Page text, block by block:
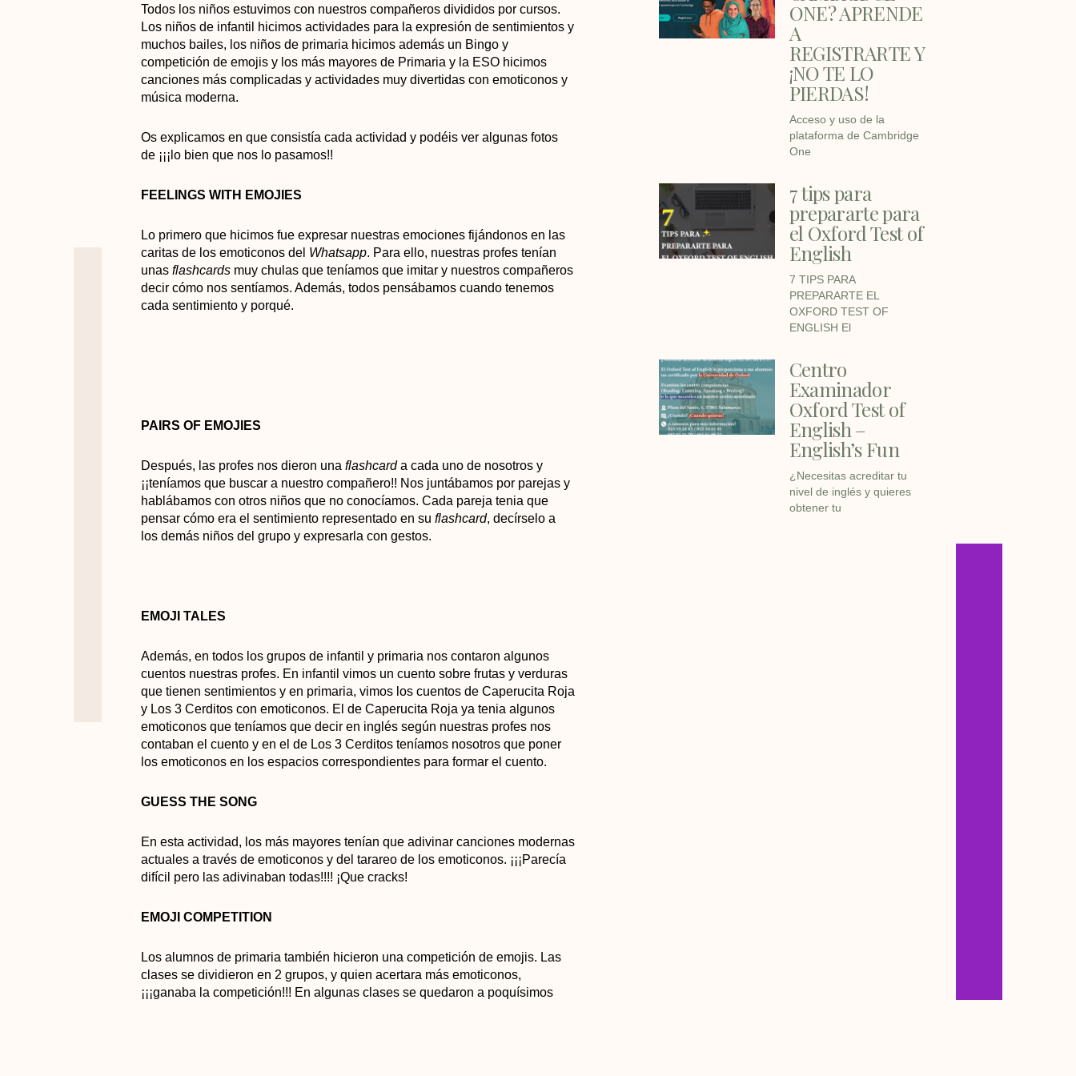
Todos los niños estuvimos con nuestros compañeros divididos por cursos.
Los niños de infantil hicimos actividades para la expresión de sentimientos y
muchos bailes, los niños de primaria hicimos además un Bingo y
competición de emojis y los más mayores de Primaria y la ESO hicimos
canciones más complicadas y actividades muy divertidas con emoticonos y
música moderna.
Os explicamos en que consistía cada actividad y podéis ver algunas fotos
de ¡¡¡lo bien que nos lo pasamos!!
FEELINGS WITH EMOJIES
Lo primero que hicimos fue expresar nuestras emociones fijándonos en las
caritas de los emoticonos del Whatsapp. Para ello, nuestras profes tenían
unas flashcardsmuy chulas que teníamos que imitar y nuestros compañeros
decir cómo nos sentíamos. Además, todos pensábamos cuando tenemos
cada sentimiento y porqué.
PAIRS OF EMOJIES
Después, las profes nos dieron una flashcarda cada uno de nosotros y
¡¡teníamos que buscar a nuestro compañero!! Nos juntábamos por parejas y
hablábamos con otros niños que no conocíamos. Cada pareja tenia que
pensar cómo era el sentimiento representado en su flashcard, decírselo a
los demás niños del grupo y expresarla con gestos.
EMOJI TALES
Además, en todos los grupos de infantil y primaria nos contaron algunos
cuentos nuestras profes. En infantil vimos un cuento sobre frutas y verduras
que tienen sentimientos y en primaria, vimos los cuentos de Caperucita Roja
y Los 3 Cerditos con emoticonos. El de Caperucita Roja ya tenia algunos
emoticonos que teníamos que decir en inglés según nuestras profes nos
contaban el cuento y en el de Los 3 Cerditos teníamos nosotros que poner
los emoticonos en los espacios correspondientes para formar el cuento.
GUESS THE SONG
En esta actividad, los más mayores tenían que adivinar canciones modernas
actuales a través de emoticonos y del tarareo de los emoticonos. ¡¡¡Parecía
difícil pero las adivinaban todas!!!! ¡Que cracks!
EMOJI COMPETITION
Los alumnos de primaria también hicieron una competición de emojis. Las
clases se dividieron en 2 grupos, y quien acertara más emoticonos,
¡¡¡ganaba la competición!!! En algunas clases se quedaron a poquísimos
ONE? APRENDE
A
REGISTRARTE Y
¡NO TE LO
PIERDAS!
Acceso y uso de la
plataforma de Cambridge
One
7 tips para
prepararte para
el Oxford Test of
English
7 TIPS PARA
PREPARARTE EL
OXFORD TEST OF
ENGLISH El
Centro
Examinador
Oxford Test of
English –
English’s Fun
¿Necesitas acreditar tu
nivel de inglés y quieres
obtener tu